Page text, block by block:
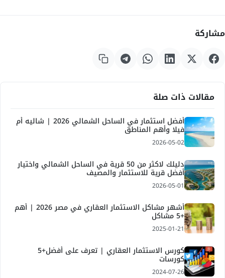
مشاركة
مقالات ذات صلة
أفضل استثمار في الساحل الشمالي 2026 | شاليه أم
فيلا وأهم المناطق
2026-05-02
دليلك لاكثر من 50 قرية في الساحل الشمالي واختيار
أفضل قرية للاستثمار والمصيف
2026-05-01
أشهر مشاكل الاستثمار العقاري في مصر 2026 | أهم
+5 مشاكل
2025-01-21
كورس الاستثمار العقاري | تعرف على أفضل+5
كورسات
2024-07-26